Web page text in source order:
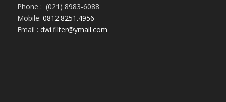
Phone : (021) 8983-6088
Mobile: 0812.8251.4956
Email : dwi.filter@ymail.com